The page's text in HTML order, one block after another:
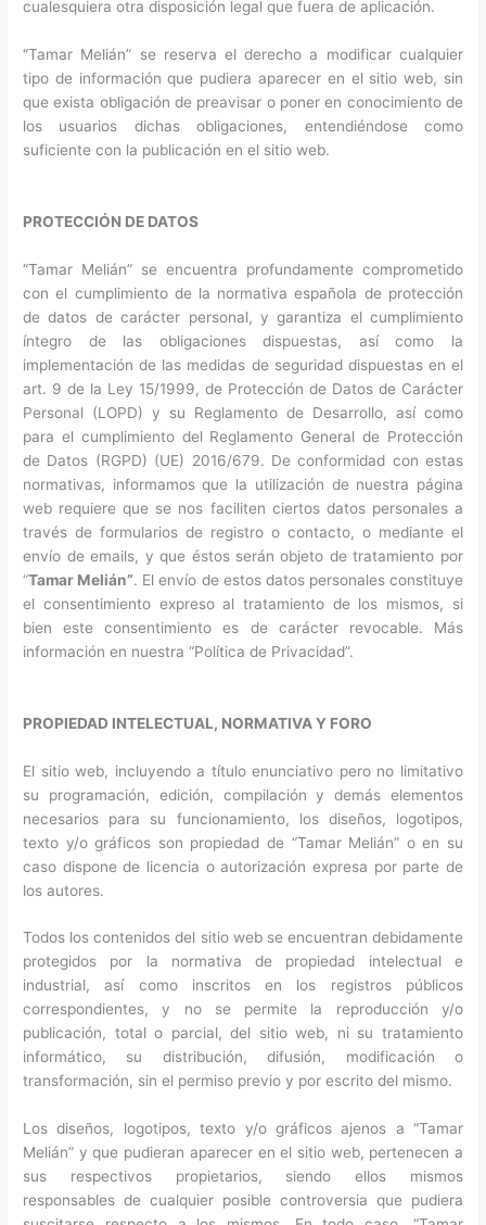
cualesquiera otra disposición legal que fuera de aplicación.
“Tamar Melián” se reserva el derecho a modificar cualquier
tipo de información que pudiera aparecer en el sitio web, sin
que exista obligación de preavisar o poner en conocimiento de
los usuarios dichas obligaciones, entendiéndose como
suficiente con la publicación en el sitio web.
PROTECCIÓN DE DATOS
“Tamar Melián” se encuentra profundamente comprometido
con el cumplimiento de la normativa española de protección
de datos de carácter personal, y garantiza el cumplimiento
íntegro de las obligaciones dispuestas, así como la
implementación de las medidas de seguridad dispuestas en el
art. 9 de la Ley 15/1999, de Protección de Datos de Carácter
Personal (LOPD) y su Reglamento de Desarrollo, así como
para el cumplimiento del Reglamento General de Protección
de Datos (RGPD) (UE) 2016/679. De conformidad con estas
normativas, informamos que la utilización de nuestra página
web requiere que se nos faciliten ciertos datos personales a
través de formularios de registro o contacto, o mediante el
envío de emails, y que éstos serán objeto de tratamiento por
“Tamar Melián”. El envío de estos datos personales constituye
el consentimiento expreso al tratamiento de los mismos, si
bien este consentimiento es de carácter revocable. Más
información en nuestra “Política de Privacidad”.
PROPIEDAD INTELECTUAL, NORMATIVA Y FORO
El sitio web, incluyendo a título enunciativo pero no limitativo
su programación, edición, compilación y demás elementos
necesarios para su funcionamiento, los diseños, logotipos,
texto y/o gráficos son propiedad de “Tamar Melián” o en su
caso dispone de licencia o autorización expresa por parte de
los autores.
Todos los contenidos del sitio web se encuentran debidamente
protegidos por la normativa de propiedad intelectual e
industrial, así como inscritos en los registros públicos
correspondientes, y no se permite la reproducción y/o
publicación, total o parcial, del sitio web, ni su tratamiento
informático, su distribución, difusión, modificación o
transformación, sin el permiso previo y por escrito del mismo.
Los diseños, logotipos, texto y/o gráficos ajenos a “Tamar
Melián” y que pudieran aparecer en el sitio web, pertenecen a
sus respectivos propietarios, siendo ellos mismos
responsables de cualquier posible controversia que pudiera